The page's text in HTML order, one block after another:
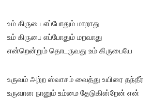
உம் கிருபை எப்போதும் மாறாது
உம் கிருபை எப்போதும் மறவாது
என்றென்றும் தொடருவது உம் கிருபையே
உருவம் அற்ற ஸ்வாசம் வைத்து உயிரை தந்தீர்
உருவான நானும் உம்மை தேடுகின்றேன் என்